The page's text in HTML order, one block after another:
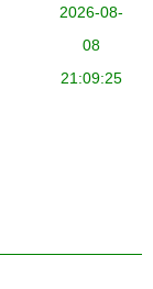
深邃的天堂
之息
2026-08-
08
21:09:25